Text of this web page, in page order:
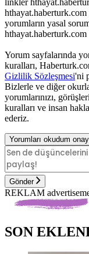
linkler
hthayat.haberturk.com
yorumların yasal
Yorum sayfalarında
kuralları,
Gizlilik Sözleşmesi'ni
Bizlerle ve diğer
yorumlarınızı,
kuralları ve insan
ederiz.
Yorumları okudum
Gönder
REKLAM
SON